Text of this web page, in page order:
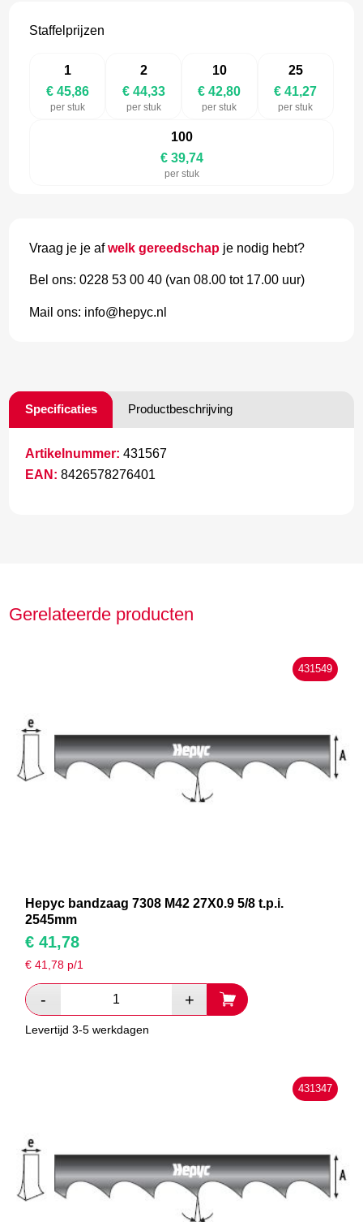
Staffelprijzen
1
€ 45,86
per stuk
2
€ 44,33
per stuk
10
€ 42,80
per stuk
25
€ 41,27
per stuk
100
€ 39,74
per stuk
Vraag je je afwelk gereedschap je nodig hebt?
Bel ons: 0228 53 00 40 (van 08.00 tot 17.00 uur)
Mail ons: info@hepyc.nl
Specificaties Productbeschrijving
Artikelnummer: 431567
EAN: 8426578276401
Gerelateerde producten
431549
Hepyc bandzaag 7308 M42 27X0.9 5/8 t.p.i.
2545mm
€ 41,78
€41,78 p/1
Levertijd 3-5 werkdagen
431347